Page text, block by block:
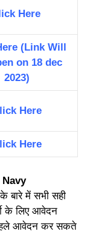
Here
(Link Will
on 18 dec
2023)
Here
Here
के बारे में सभी सही
के लिए आवेदन
आवेदन कर सकते